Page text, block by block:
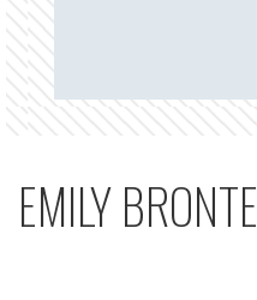
EMILY BRONTE